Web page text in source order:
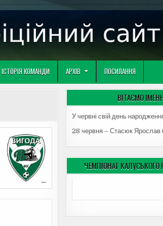
ІСТОРІЯ КОМАНДИ АРХІВ ПОСИЛАННЯ
ВІТАЄМО
У червні свій день
28 червня – Стасюк Ярослав
ЧЕМПІОНАТ